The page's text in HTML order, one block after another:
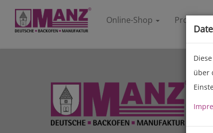
Online-Shop Produkte
über